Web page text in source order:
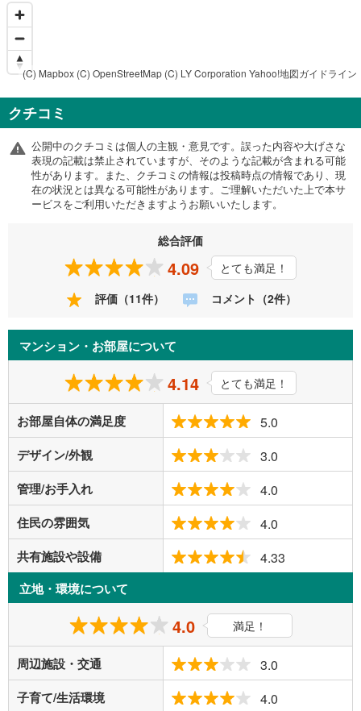
(C) Mapbox (C) OpenStreetMap (C) LY Corporation Yahoo!地図ガイドライン
クチコミ
公開中のクチコミは個人の主観・意見です。誤った内容や大げさな
表現の記載は禁止されていますが、そのような記載が含まれる可能
性があります。また、クチコミの情報は投稿時点の情報であり、現
在の状況とは異なる可能性があります。ご理解いただいた上で本サ
ービスをご利用いただきますようお願いいたします。
総合評価
4.09
とても満足！
評価（11件）
コメント（2件）
マンション・お部屋について
4.14 とても満足！
お部屋自体の満足度 5.0
デザイン/外観 3.0
管理/お手入れ 4.0
住民の雰囲気 4.0
共有施設や設備 4.33
立地・環境について
4.0 満足！
周辺施設・交通 3.0
子育て/生活環境 4.0